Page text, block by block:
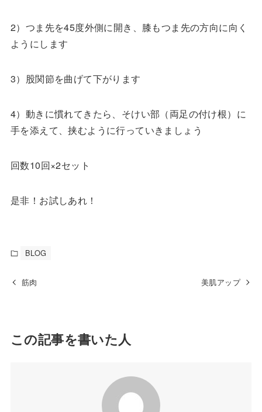
2）つま先を45度外側に開き、膝もつま先の方向に向く
ようにします
3）股関節を曲げて下がります
4）動きに慣れてきたら、そけい部（両足の付け根）に
手を添えて、挟むように行っていきましょう
回数10回×2セット
是非！お試しあれ！
BLOG
筋肉 美肌アップ
この記事を書いた人